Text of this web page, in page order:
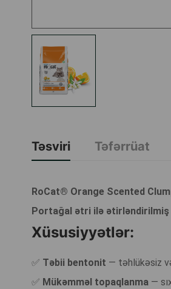
Təsviri Təfərrüat
RoCat® Orange Scented
Portağal ətri ilə ətirləndirilmiş
Xüsusiyyətlər:
✅ Təbii bentonit — təhlükəsiz
✅ Mükəmməl topaqlanma —